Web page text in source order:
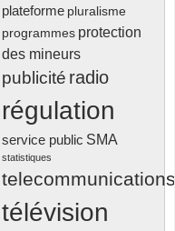
plateforme pluralisme
programmes protection
des mineurs
publicité radio
régulation
service public SMA
statistiques
telecommunications
télévision